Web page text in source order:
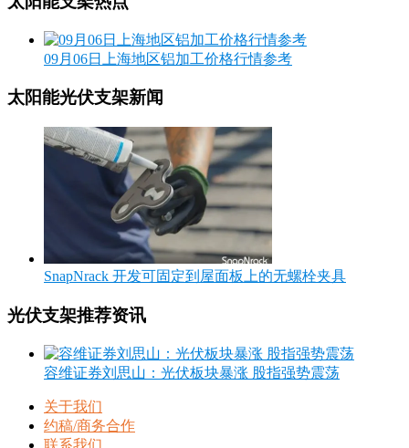
09月06日上海地区铝加工价格行情参考
太阳能光伏支架新闻
SnapNrack 开发可固定到屋面板上的无螺栓夹具
光伏支架推荐资讯
容维证券刘思山：光伏板块暴涨 股指强势震荡
关于我们
约稿/商务合作
联系我们